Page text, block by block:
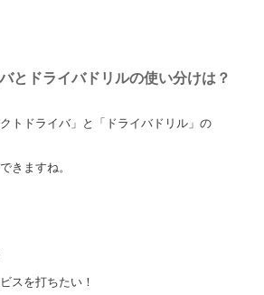
とドライバドリルの使い分けは？
トドライバ」と「ドライバドリル」の
きますね。
スを打ちたい！